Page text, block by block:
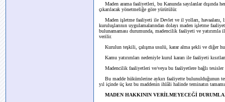
Maden arama faaliyetleri, bu Kanunda sayılanlar dışında
çıkarılacak yönetmeliğe göre yürütülür.
Maden işletme faaliyeti ile Devlet ve il yolları, havaalanı,
kuruluşlarının uygulamalarından dolayı maden işletme
bulunamaması durumunda, madencilik faaliyeti ve yatırımla
verilir.
Kurulun teşkili, çalışma usulü, karar alma şekli ve diğer
Kamu yatırımları nedeniyle kurul kararı ile faaliyeti
Madencilik faaliyetleri ve/veya bu faaliyetlere bağlı
Bu madde hükümlerine aykırı faaliyette bulunulduğunun
yıl içinde üç kez bu maddenin ihlâli halinde teminatın
MADEN HAKKININ VERİLMEYECEĞİ